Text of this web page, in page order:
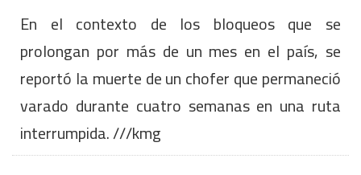
En el contexto de los bloqueos que se
prolongan por más de un mes en el país, se
reportó la muerte de un chofer que permaneció
varado durante cuatro semanas en una ruta
interrumpida. ///kmg